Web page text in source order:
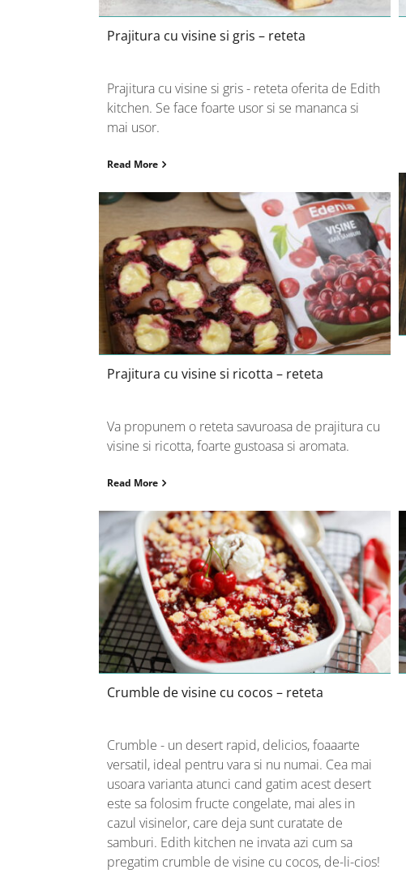
Prajitura cu visine si gris – reteta
Prajitura cu visine si gris - reteta oferita de Edith
kitchen. Se face foarte usor si se mananca si
mai usor.
Read More
Prajitura cu visine si ricotta –
reteta
Prajitura cu visine si ricotta – reteta
Va propunem o reteta savuroasa de prajitura cu
visine si ricotta, foarte gustoasa si aromata.
Read More
Crumble de visine cu cocos – reteta
Crumble de visine cu cocos – reteta
Crumble - un desert rapid, delicios, foaaarte
versatil, ideal pentru vara si nu numai. Cea mai
usoara varianta atunci cand gatim acest desert
este sa folosim fructe congelate, mai ales in
cazul visinelor, care deja sunt curatate de
samburi. Edith kitchen ne invata azi cum sa
pregatim crumble de visine cu cocos, de-li-cios!